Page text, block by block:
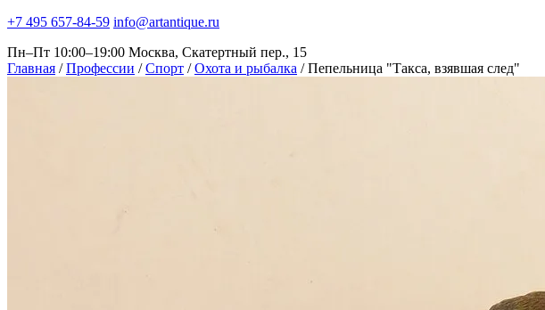
+7 495 657-84-59 info@artantique.ru
Пн–Пт 10:00–19:00 Москва, Скатертный пер., 15
Главная / Профессии / Спорт / Охота и рыбалка / Пепельница "Такса, взявшая след"